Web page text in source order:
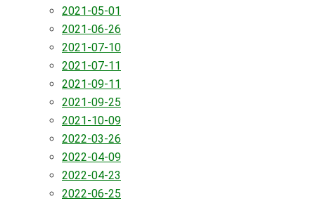
2021-05-01
2021-06-26
2021-07-10
2021-07-11
2021-09-11
2021-09-25
2021-10-09
2022-03-26
2022-04-09
2022-04-23
2022-06-25